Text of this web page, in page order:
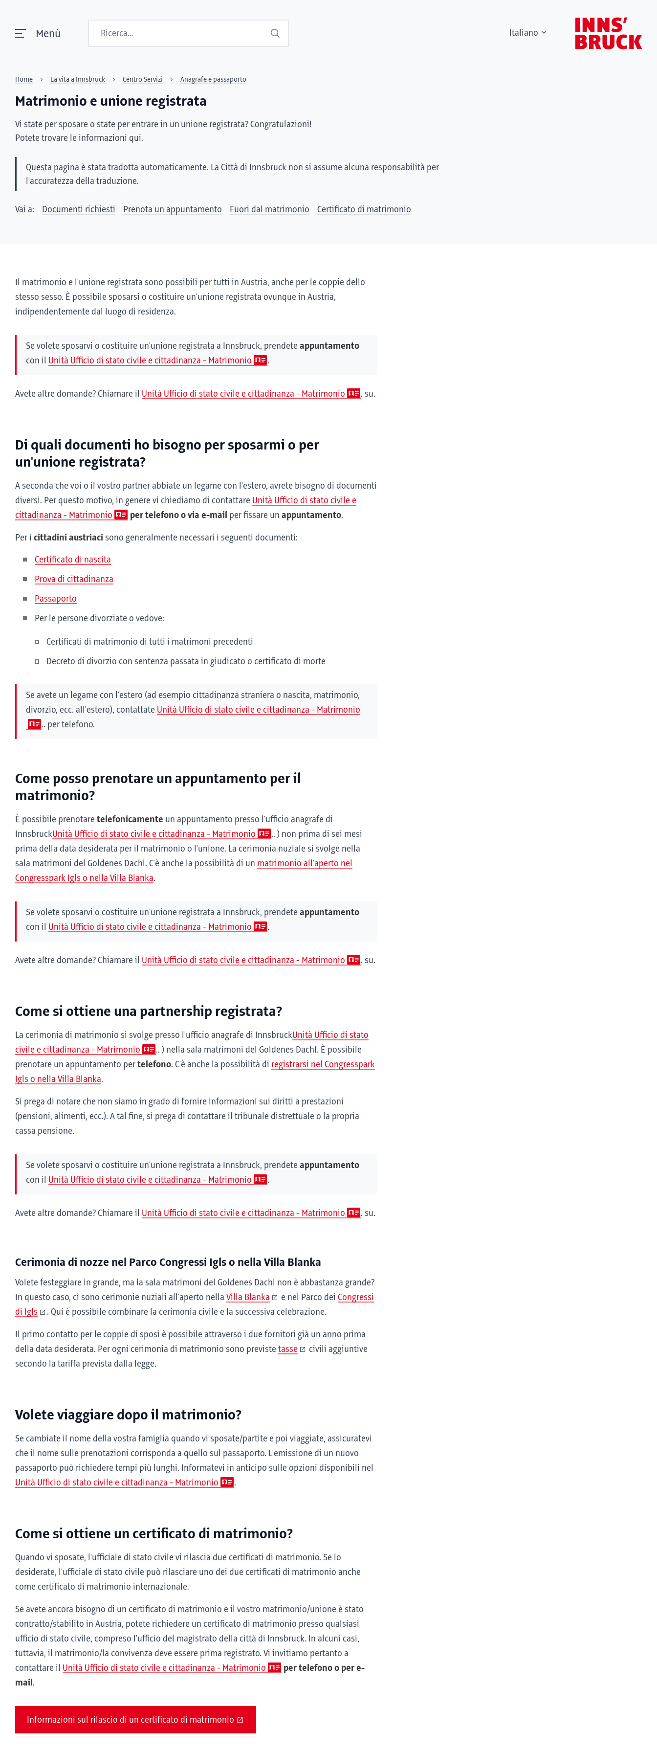
Menù Suchen Italiano
Home La vita a Innsbruck Centro Servizi Anagrafe e passaporto
Matrimonio e unione registrata
Vi state per sposare o state per entrare in un'unione registrata? Congratulazioni!
Potete trovare le informazioni qui.
Questa pagina è stata tradotta automaticamente. La Città di Innsbruck non si assume alcuna responsabilità per
l'accuratezza della traduzione.
Vai a: Documenti richiesti Prenota un appuntamento Fuori dal matrimonio Certificato di matrimonio
Il matrimonio e l'unione registrata sono possibili per tutti in Austria, anche per le coppie dello
stesso sesso. È possibile sposarsi o costituire un'unione registrata ovunque in Austria,
indipendentemente dal luogo di residenza.
Se volete sposarvi o costituire un'unione registrata a Innsbruck, prendete appuntamento
con il Unità Ufficio di stato civile e cittadinanza - Matrimonio .
Avete altre domande? Chiamare il Unità Ufficio di stato civile e cittadinanza - Matrimonio . su.
Di quali documenti ho bisogno per sposarmi o per
un'unione registrata?
A seconda che voi o il vostro partner abbiate un legame con l'estero, avrete bisogno di documenti
diversi. Per questo motivo, in genere vi chiediamo di contattare Unità Ufficio di stato civile e
cittadinanza - Matrimonio
per telefono o via e-mail per fissare un appuntamento.
Per i cittadini austriaci sono generalmente necessari i seguenti documenti:
Certificato di nascita
Prova di cittadinanza
Passaporto
Per le persone divorziate o vedove:
Certificati di matrimonio di tutti i matrimoni precedenti
Decreto di divorzio con sentenza passata in giudicato o certificato di morte
Se avete un legame con l'estero (ad esempio cittadinanza straniera o nascita, matrimonio,
divorzio, ecc. all'estero), contattate Unità Ufficio di stato civile e cittadinanza - Matrimonio
.. per telefono.
Come posso prenotare un appuntamento per il
matrimonio?
È possibile prenotare telefonicamente un appuntamento presso l'ufficio anagrafe di
InnsbruckUnità Ufficio di stato civile e cittadinanza - Matrimonio
.. ) non prima di sei mesi
prima della data desiderata per il matrimonio o l'unione. La cerimonia nuziale si svolge nella
sala matrimoni del Goldenes Dachl. C'è anche la possibilità di un matrimonio all'aperto nel
Congresspark Igls o nella Villa Blanka.
Se volete sposarvi o costituire un'unione registrata a Innsbruck, prendete appuntamento
con il Unità Ufficio di stato civile e cittadinanza - Matrimonio .
Avete altre domande? Chiamare il Unità Ufficio di stato civile e cittadinanza - Matrimonio . su.
Come si ottiene una partnership registrata?
La cerimonia di matrimonio si svolge presso l'ufficio anagrafe di InnsbruckUnità Ufficio di stato
civile e cittadinanza - Matrimonio
.. ) nella sala matrimoni del Goldenes Dachl. È possibile
prenotare un appuntamento per telefono. C'è anche la possibilità di registrarsi nel Congresspark
Igls o nella Villa Blanka.
Si prega di notare che non siamo in grado di fornire informazioni sui diritti a prestazioni
(pensioni, alimenti, ecc.). A tal fine, si prega di contattare il tribunale distrettuale o la propria
cassa pensione.
Se volete sposarvi o costituire un'unione registrata a Innsbruck, prendete appuntamento
con il Unità Ufficio di stato civile e cittadinanza - Matrimonio .
Avete altre domande? Chiamare il Unità Ufficio di stato civile e cittadinanza - Matrimonio . su.
Cerimonia di nozze nel Parco Congressi Igls o nella Villa Blanka
Volete festeggiare in grande, ma la sala matrimoni del Goldenes Dachl non è abbastanza grande?
In questo caso, ci sono cerimonie nuziali all'aperto nella Villa Blanka e nel Parco dei Congressi
di Igls
. Qui è possibile combinare la cerimonia civile e la successiva celebrazione.
Il primo contatto per le coppie di sposi è possibile attraverso i due fornitori già un anno prima
della data desiderata. Per ogni cerimonia di matrimonio sono previste tasse
civili aggiuntive
secondo la tariffa prevista dalla legge.
Volete viaggiare dopo il matrimonio?
Se cambiate il nome della vostra famiglia quando vi sposate/partite e poi viaggiate, assicuratevi
che il nome sulle prenotazioni corrisponda a quello sul passaporto. L'emissione di un nuovo
passaporto può richiedere tempi più lunghi. Informatevi in anticipo sulle opzioni disponibili nel
Unità Ufficio di stato civile e cittadinanza - Matrimonio
.
Come si ottiene un certificato di matrimonio?
Quando vi sposate, l'ufficiale di stato civile vi rilascia due certificati di matrimonio. Se lo
desiderate, l'ufficiale di stato civile può rilasciare uno dei due certificati di matrimonio anche
come certificato di matrimonio internazionale.
Se avete ancora bisogno di un certificato di matrimonio e il vostro matrimonio/unione è stato
contratto/stabilito in Austria, potete richiedere un certificato di matrimonio presso qualsiasi
ufficio di stato civile, compreso l'ufficio del magistrato della città di Innsbruck. In alcuni casi,
tuttavia, il matrimonio/la convivenza deve essere prima registrato. Vi invitiamo pertanto a
contattare il Unità Ufficio di stato civile e cittadinanza - Matrimonio
per telefono o per e-
mail.
Informazioni sul rilascio di un certificato di matrimonio